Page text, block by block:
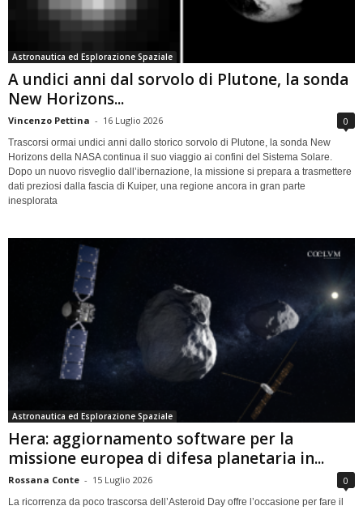
Astronautica ed Esplorazione Spaziale
A undici anni dal sorvolo di Plutone, la sonda
New Horizons...
Vincenzo Pettina - 16 Luglio 2026 0
Trascorsi ormai undici anni dallo storico sorvolo di Plutone, la sonda New
Horizons della NASA continua il suo viaggio ai confini del Sistema Solare.
Dopo un nuovo risveglio dall’ibernazione, la missione si prepara a trasmettere
dati preziosi dalla fascia di Kuiper, una regione ancora in gran parte
inesplorata
Astronautica ed Esplorazione Spaziale
Hera: aggiornamento software per la
missione europea di difesa planetaria in...
Rossana Conte - 15 Luglio 2026 0
La ricorrenza da poco trascorsa dell’Asteroid Day offre l’occasione per fare il